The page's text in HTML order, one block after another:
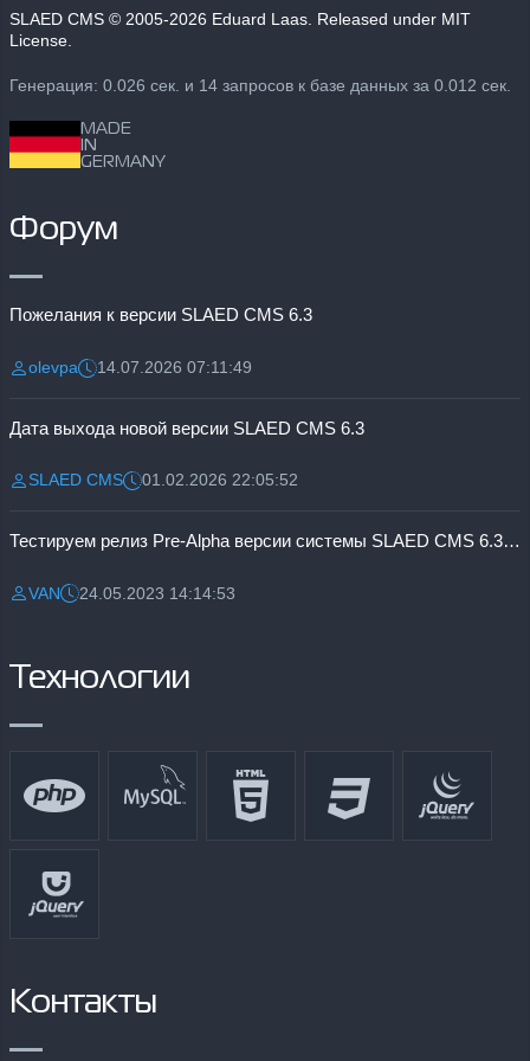
SLAED CMS © 2005-2026 Eduard Laas. Released under MIT
License.
Генерация: 0.026 сек. и 14 запросов к базе данных за 0.012 сек.
MADE
IN
GERMANY
Форум
Пожелания к версии SLAED CMS 6.3
Разместил:
olevpaДата:14.07.2026 07:11:49
Дата выхода новой версии SLAED CMS 6.3
Разместил:
SLAED CMSДата:01.02.2026 22:05:52
Тестируем релиз Pre-Alpha версии системы SLAED CMS 6.3 Pro
Разместил:
VANДата:24.05.2023 14:14:53
Технологии
Контакты